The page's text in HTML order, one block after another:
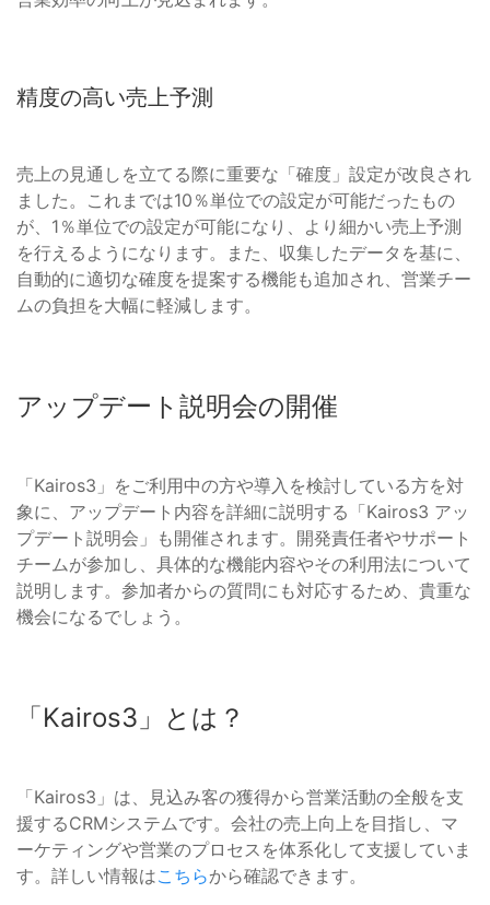
精度の高い売上予測
売上の見通しを立てる際に重要な「確度」設定が改良され
ました。これまでは10％単位での設定が可能だったもの
が、1％単位での設定が可能になり、より細かい売上予測
を行えるようになります。また、収集したデータを基に、
自動的に適切な確度を提案する機能も追加され、営業チー
ムの負担を大幅に軽減します。
アップデート説明会の開催
「Kairos3」をご利用中の方や導入を検討している方を対
象に、アップデート内容を詳細に説明する「Kairos3 アッ
プデート説明会」も開催されます。開発責任者やサポート
チームが参加し、具体的な機能内容やその利用法について
説明します。参加者からの質問にも対応するため、貴重な
機会になるでしょう。
「Kairos3」とは？
「Kairos3」は、見込み客の獲得から営業活動の全般を支
援するCRMシステムです。会社の売上向上を目指し、マ
ーケティングや営業のプロセスを体系化して支援していま
す。詳しい情報はこちらから確認できます。